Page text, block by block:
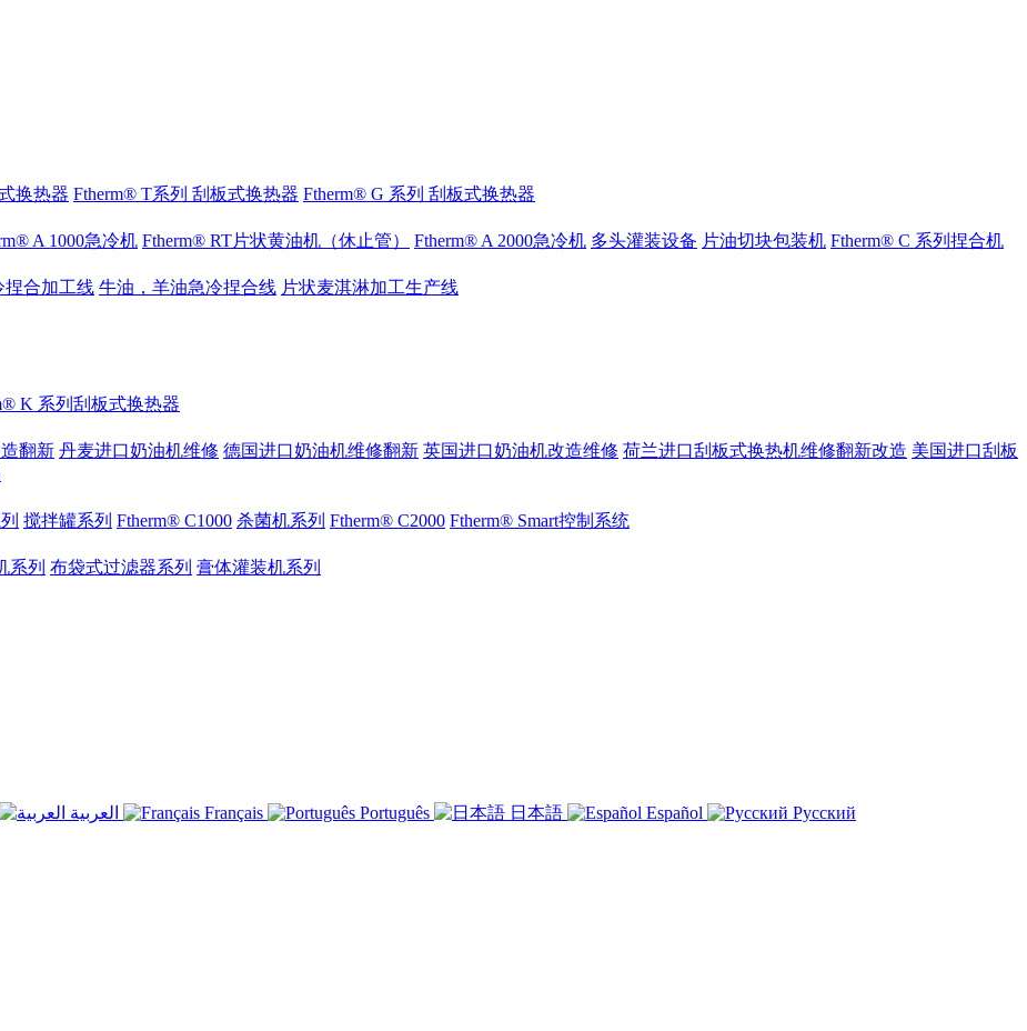
换热器 Ftherm® T系列 刮板式换热器 Ftherm® G 系列 刮板式换热器
A 1000急冷机 Ftherm® RT片状黄油机（休止管） Ftherm® A 2000急冷机 多头灌装设备 片油切块包装机 Ftherm® C 系列捏合机
捏合加工线 牛油，羊油急冷捏合线 片状麦淇淋加工生产线
K 系列刮板式换热器
翻新 丹麦进口奶油机维修 德国进口奶油机维修翻新 英国进口奶油机改造维修 荷兰进口刮板式换热机维修翻新改造 美国进口刮板
搅拌罐系列 Ftherm® C1000 杀菌机系列 Ftherm® C2000 Ftherm® Smart控制系统
系列 布袋式过滤器系列 膏体灌装机系列
Français Português 日本語 Español Русский